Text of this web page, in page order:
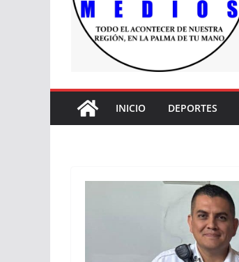
INICIO DEPORTES